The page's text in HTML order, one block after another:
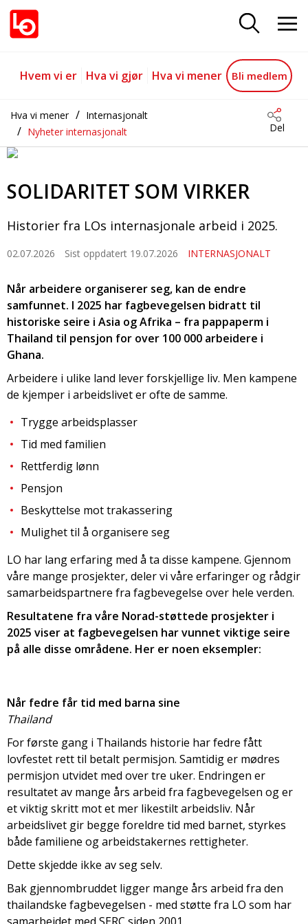
SOLIDARITET SOM VIRKER
Gå til hovedinnhold
Gå til navigasjon
Hvem vi er Hva vi gjør Hva vi mener Bli medlem
Hva vi mener
Internasjonalt
Nyheter internasjonalt
Del
SOLIDARITET SOM VIRKER
Historier fra LOs internasjonale arbeid i 2025.
02.07.2026 Sist oppdatert 19.07.2026 INTERNASJONALT
Når arbeidere organiserer seg, kan de endre
samfunnet. I 2025 har fagbevegelsen bidratt til
historiske seire i Asia og Afrika – fra pappaperm i
Thailand til pensjon for over 100 000 arbeidere i
Ghana.
Arbeidere i ulike land lever forskjellige liv. Men kampene
de kjemper i arbeidslivet er ofte de samme.
Trygge arbeidsplasser
Tid med familien
Rettferdig lønn
Pensjon
Beskyttelse mot trakassering
Mulighet til å organisere seg
LO har lang erfaring med å ta disse kampene. Gjennom
våre mange prosjekter, deler vi våre erfaringer og rådgir
samarbeidspartnere fra fagbevegelse over hele verden.
Resultatene fra våre Norad-støttede prosjekter i
2025 viser at fagbevegelsen har vunnet viktige seire
på alle disse områdene. Her er noen eksempler:
Når fedre får tid med barna sine
Thailand
For første gang i Thailands historie har fedre fått
lovfestet rett til betalt permisjon. Samtidig er mødres
permisjon utvidet med over tre uker. Endringen er
resultatet av mange års arbeid fra fagbevegelsen og er
et viktig skritt mot et mer likestilt arbeidsliv. Når
arbeidslivet gir begge foreldre tid med barnet, styrkes
både familiene og arbeidstakernes rettigheter.
Dette skjedde ikke av seg selv.
Bak gjennombruddet ligger mange års arbeid fra den
thailandske fagbevegelsen - med støtte fra LO som har